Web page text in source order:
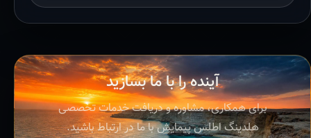
آینده را با ما بسازید
برای همکاری، مشاوره و دریافت خدمات تخصصی
هلدینگ اطلس پیمایش با ما در ارتباط باشید.